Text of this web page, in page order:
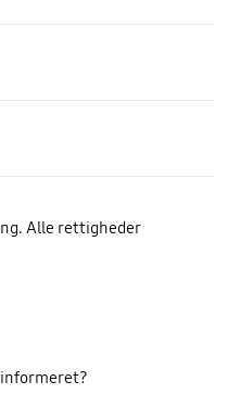
Alle rettigheder